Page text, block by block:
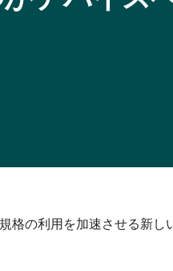
格の利用を加速させる新